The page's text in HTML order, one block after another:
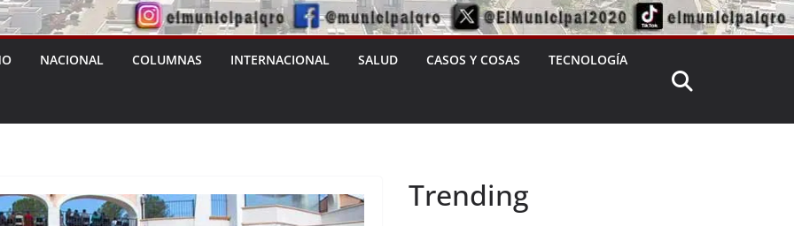
NACIONAL COLUMNAS INTERNACIONAL SALUD CASOS Y COSAS TECNOLOGÍA
Trending